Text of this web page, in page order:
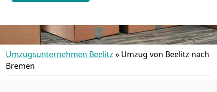
Umzugsunternehmen Beelitz » Umzug von Beelitz nach
Bremen